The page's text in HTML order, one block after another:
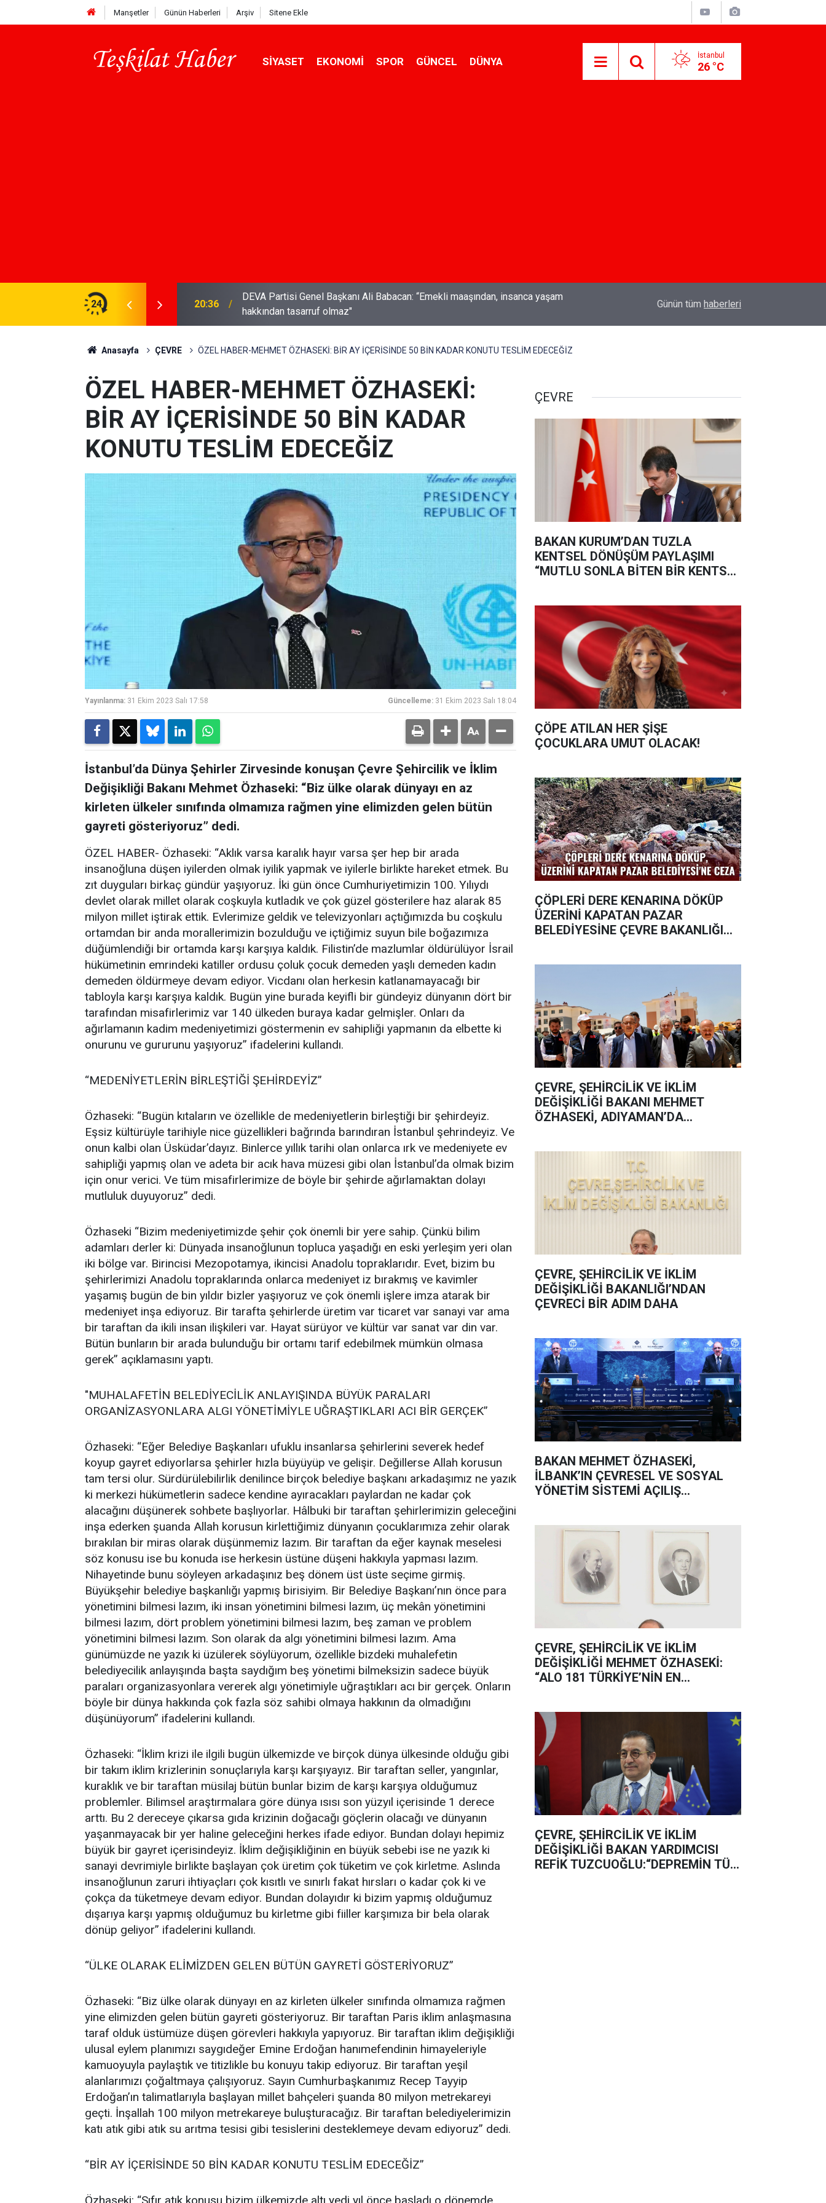
Manşetler Günün Haberleri Arşiv Sitene Ekle
SİYASET EKONOMİ SPOR GÜNCEL DÜNYA İstanbul
26 °C
24
BOLAT'I ZİYARET ETTİ... 20:36
DEVA Partisi Genel Başkanı Ali Babacan: “Emekli maaşından, insanca yaşam
hakkından tasarruf olmaz"
TÜRK SİLAHLI KUVVETLERİNE SURİYE'DE
Günün tüm haberleri
Anasayfa ÇEVRE ÖZEL HABER-MEHMET ÖZHASEKİ: BİR AY İÇERİSİNDE 50 BİN KADAR KONUTU TESLİM EDECEĞİZ
ÖZEL HABER-MEHMET ÖZHASEKİ:
BİR AY İÇERİSİNDE 50 BİN KADAR
KONUTU TESLİM EDECEĞİZ
Yayınlanma: 31 Ekim 2023 Salı 17:58 Güncelleme: 31 Ekim 2023 Salı 18:04
İstanbul’da Dünya Şehirler Zirvesinde konuşan Çevre Şehircilik ve İklim
Değişikliği Bakanı Mehmet Özhaseki: “Biz ülke olarak dünyayı en az
kirleten ülkeler sınıfında olmamıza rağmen yine elimizden gelen bütün
gayreti gösteriyoruz” dedi.
ÖZEL HABER- Özhaseki: “Aklık varsa karalık hayır varsa şer hep bir arada
insanoğluna düşen iyilerden olmak iyilik yapmak ve iyilerle birlikte hareket etmek. Bu
zıt duyguları birkaç gündür yaşıyoruz. İki gün önce Cumhuriyetimizin 100. Yılıydı
devlet olarak millet olarak coşkuyla kutladık ve çok güzel gösterilere haz alarak 85
milyon millet iştirak ettik. Evlerimize geldik ve televizyonları açtığımızda bu coşkulu
ortamdan bir anda morallerimizin bozulduğu ve içtiğimiz suyun bile boğazımıza
düğümlendiği bir ortamda karşı karşıya kaldık. Filistin’de mazlumlar öldürülüyor İsrail
hükümetinin emrindeki katiller ordusu çoluk çocuk demeden yaşlı demeden kadın
demeden öldürmeye devam ediyor. Vicdanı olan herkesin katlanamayacağı bir
tabloyla karşı karşıya kaldık. Bugün yine burada keyifli bir gündeyiz dünyanın dört bir
tarafından misafirlerimiz var 140 ülkeden buraya kadar gelmişler. Onları da
ağırlamanın kadim medeniyetimizi göstermenin ev sahipliği yapmanın da elbette ki
onurunu ve gururunu yaşıyoruz” ifadelerini kullandı.
“MEDENİYETLERİN BİRLEŞTİĞİ ŞEHİRDEYİZ”
Özhaseki: “Bugün kıtaların ve özellikle de medeniyetlerin birleştiği bir şehirdeyiz.
Eşsiz kültürüyle tarihiyle nice güzellikleri bağrında barındıran İstanbul şehrindeyiz. Ve
onun kalbi olan Üsküdar’dayız. Binlerce yıllık tarihi olan onlarca ırk ve medeniyete ev
sahipliği yapmış olan ve adeta bir acık hava müzesi gibi olan İstanbul’da olmak bizim
için onur verici. Ve tüm misafirlerimize de böyle bir şehirde ağırlamaktan dolayı
mutluluk duyuyoruz” dedi.
Özhaseki “Bizim medeniyetimizde şehir çok önemli bir yere sahip. Çünkü bilim
adamları derler ki: Dünyada insanoğlunun topluca yaşadığı en eski yerleşim yeri olan
iki bölge var. Birincisi Mezopotamya, ikincisi Anadolu topraklarıdır. Evet, bizim bu
şehirlerimizi Anadolu topraklarında onlarca medeniyet iz bırakmış ve kavimler
yaşamış bugün de bin yıldır bizler yaşıyoruz ve çok önemli işlere imza atarak bir
medeniyet inşa ediyoruz. Bir tarafta şehirlerde üretim var ticaret var sanayi var ama
bir taraftan da ikili insan ilişkileri var. Hayat sürüyor ve kültür var sanat var din var.
Bütün bunların bir arada bulunduğu bir ortamı tarif edebilmek mümkün olmasa
gerek” açıklamasını yaptı.
"MUHALAFETİN BELEDİYECİLİK ANLAYIŞINDA BÜYÜK PARALARI
ORGANİZASYONLARA ALGI YÖNETİMİYLE UĞRAŞTIKLARI ACI BİR GERÇEK”
Özhaseki: “Eğer Belediye Başkanları ufuklu insanlarsa şehirlerini severek hedef
koyup gayret ediyorlarsa şehirler hızla büyüyüp ve gelişir. Değillerse Allah korusun
tam tersi olur. Sürdürülebilirlik denilince birçok belediye başkanı arkadaşımız ne yazık
ki merkezi hükümetlerin sadece kendine ayıracakları paylardan ne kadar çok
alacağını düşünerek sohbete başlıyorlar. Hâlbuki bir taraftan şehirlerimizin geleceğini
inşa ederken şuanda Allah korusun kirlettiğimiz dünyanın çocuklarımıza zehir olarak
bırakılan bir miras olarak düşünmemiz lazım. Bir taraftan da eğer kaynak meselesi
söz konusu ise bu konuda ise herkesin üstüne düşeni hakkıyla yapması lazım.
Nihayetinde bunu söyleyen arkadaşınız beş dönem üst üste seçime girmiş.
Büyükşehir belediye başkanlığı yapmış birisiyim. Bir Belediye Başkanı’nın önce para
yönetimini bilmesi lazım, iki insan yönetimini bilmesi lazım, üç mekân yönetimini
bilmesi lazım, dört problem yönetimini bilmesi lazım, beş zaman ve problem
yönetimini bilmesi lazım. Son olarak da algı yönetimini bilmesi lazım. Ama
günümüzde ne yazık ki üzülerek söylüyorum, özellikle bizdeki muhalefetin
belediyecilik anlayışında başta saydığım beş yönetimi bilmeksizin sadece büyük
paraları organizasyonlara vererek algı yönetimiyle uğraştıkları acı bir gerçek. Onların
böyle bir dünya hakkında çok fazla söz sahibi olmaya hakkının da olmadığını
düşünüyorum” ifadelerini kullandı.
Özhaseki: “İklim krizi ile ilgili bugün ülkemizde ve birçok dünya ülkesinde olduğu gibi
bir takım iklim krizlerinin sonuçlarıyla karşı karşıyayız. Bir taraftan seller, yangınlar,
kuraklık ve bir taraftan müsilaj bütün bunlar bizim de karşı karşıya olduğumuz
problemler. Bilimsel araştırmalara göre dünya ısısı son yüzyıl içerisinde 1 derece
arttı. Bu 2 dereceye çıkarsa gıda krizinin doğacağı göçlerin olacağı ve dünyanın
yaşanmayacak bir yer haline geleceğini herkes ifade ediyor. Bundan dolayı hepimiz
büyük bir gayret içerisindeyiz. İklim değişikliğinin en büyük sebebi ise ne yazık ki
sanayi devrimiyle birlikte başlayan çok üretim çok tüketim ve çok kirletme. Aslında
insanoğlunun zaruri ihtiyaçları çok kısıtlı ve sınırlı fakat hırsları o kadar çok ki ve
çokça da tüketmeye devam ediyor. Bundan dolayıdır ki bizim yapmış olduğumuz
dışarıya karşı yapmış olduğumuz bu kirletme gibi fiiller karşımıza bir bela olarak
dönüp geliyor” ifadelerini kullandı.
“ÜLKE OLARAK ELİMİZDEN GELEN BÜTÜN GAYRETİ GÖSTERİYORUZ”
Özhaseki: “Biz ülke olarak dünyayı en az kirleten ülkeler sınıfında olmamıza rağmen
yine elimizden gelen bütün gayreti gösteriyoruz. Bir taraftan Paris iklim anlaşmasına
taraf olduk üstümüze düşen görevleri hakkıyla yapıyoruz. Bir taraftan iklim değişikliği
ulusal eylem planımızı saygıdeğer Emine Erdoğan hanımefendinin himayeleriyle
kamuoyuyla paylaştık ve titizlikle bu konuyu takip ediyoruz. Bir taraftan yeşil
alanlarımızı çoğaltmaya çalışıyoruz. Sayın Cumhurbaşkanımız Recep Tayyip
Erdoğan’ın talimatlarıyla başlayan millet bahçeleri şuanda 80 milyon metrekareyi
geçti. İnşallah 100 milyon metrekareye buluşturacağız. Bir taraftan belediyelerimizin
katı atık gibi atık su arıtma tesisi gibi tesislerini desteklemeye devam ediyoruz” dedi.
“BİR AY İÇERİSİNDE 50 BİN KADAR KONUTU TESLİM EDECEĞİZ”
ÇEVRE
BAKAN KURUM’DAN TUZLA
KENTSEL DÖNÜŞÜM PAYLAŞIMI
“MUTLU SONLA BİTEN BİR KENTSEL
ÇÖPE ATILAN HER ŞİŞE
ÇOCUKLARA UMUT OLACAK!
ÇÖPLERİ DERE KENARINA DÖKÜP
ÜZERİNİ KAPATAN PAZAR
BELEDİYESİNE ÇEVRE BAKANLIĞI
ÇEVRE, ŞEHİRCİLİK VE İKLİM
DEĞİŞİKLİĞİ BAKANI MEHMET
ÖZHASEKİ, ADIYAMAN’DA
ÇEVRE, ŞEHİRCİLİK VE İKLİM
DEĞİŞİKLİĞİ BAKANLIĞI’NDAN
ÇEVRECİ BİR ADIM DAHA
BAKAN MEHMET ÖZHASEKİ,
İLBANK’IN ÇEVRESEL VE SOSYAL
YÖNETİM SİSTEMİ AÇILIŞ
ÇEVRE, ŞEHİRCİLİK VE İKLİM
DEĞİŞİKLİĞİ MEHMET ÖZHASEKİ:
“ALO 181 TÜRKİYE’NİN EN
ÇEVRE, ŞEHİRCİLİK VE İKLİM
DEĞİŞİKLİĞİ BAKAN YARDIMCISI
REFİK TUZCUOĞLU:“DEPREMİN TÜM